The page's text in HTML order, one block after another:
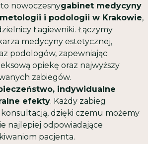
to nowoczesnygabinet medycyny
i podologii w Krakowie,
Łagiewniki. Łączymy
medycyny estetycznej,
podologów, zapewniając
opiekę oraz najwyższy
zabiegów.
indywidualne
efekty. Każdy zabieg
dzięki czemu możemy
najlepiej odpowiadające
pacjenta.